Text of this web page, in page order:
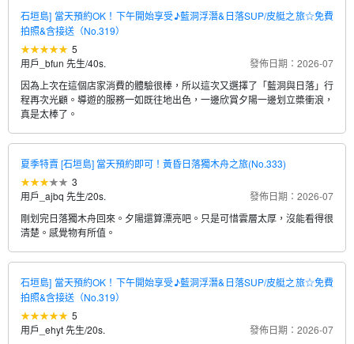
石垣島] 當天預約OK！下午開始享受♪藍洞浮潛&日落SUP/皮艇之旅☆免費
拍照&含接送（No.319）
5
用戶_bfun 先生/40s.
發佈日期：2026-07
因為上次在這個店家消費的體驗很棒，所以這次又選擇了「藍洞與日落」行
程再次光顧。導遊的服務一如既往地出色，一邊欣賞夕陽一邊划立槳衝浪，
真是太棒了。
夏季特賣 [石垣島] 當天預約即可！黃昏日落獨木舟之旅(No.333)
3
用戶_ajbq 先生/20s.
發佈日期：2026-07
剛划完日落獨木舟回來。夕陽還算漂亮吧。只是可惜雲層太厚，沒能看得很
清楚。感覺物有所值。
石垣島] 當天預約OK！下午開始享受♪藍洞浮潛&日落SUP/皮艇之旅☆免費
拍照&含接送（No.319）
5
用戶_ehyt 先生/20s.
發佈日期：2026-07